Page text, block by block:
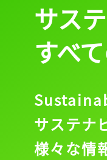
サス
すべ
サステナ
様々な情